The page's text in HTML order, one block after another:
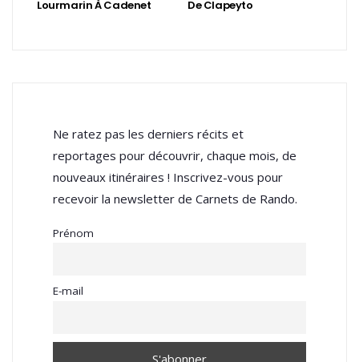
Lourmarin À Cadenet De Clapeyto
Ne ratez pas les derniers récits et
reportages pour découvrir, chaque mois, de
nouveaux itinéraires ! Inscrivez-vous pour
recevoir la newsletter de Carnets de Rando.
Prénom
E-mail